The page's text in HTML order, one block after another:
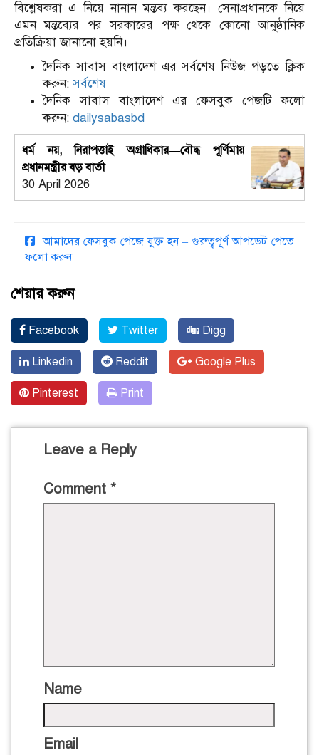
বিশ্লেষকরা এ নিয়ে নানান মন্তব্য করছেন। সেনাপ্রধানকে নিয়ে
এমন মন্তব্যের পর সরকারের পক্ষ থেকে কোনো আনুষ্ঠানিক
প্রতিক্রিয়া জানানো হয়নি।
দৈনিক সাবাস বাংলাদেশ এর সর্বশেষ নিউজ পড়তে ক্লিক
করুন:সর্বশেষ
দৈনিক সাবাস বাংলাদেশ এর ফেসবুক পেজটি ফলো
করুন: dailysabasbd
ধর্ম নয়, নিরাপত্তাই অগ্রাধিকার—বৌদ্ধ পূর্ণিমায়
প্রধানমন্ত্রীর বড় বার্তা
30 April 2026
আমাদের ফেসবুক পেজে যুক্ত হন – গুরুত্বপূর্ণ আপডেট পেতে
ফলো করুন
শেয়ার করুন
Facebook Twitter Digg
Linkedin Reddit Google Plus
Pinterest Print
Leave a Reply
Comment *
Name
Email